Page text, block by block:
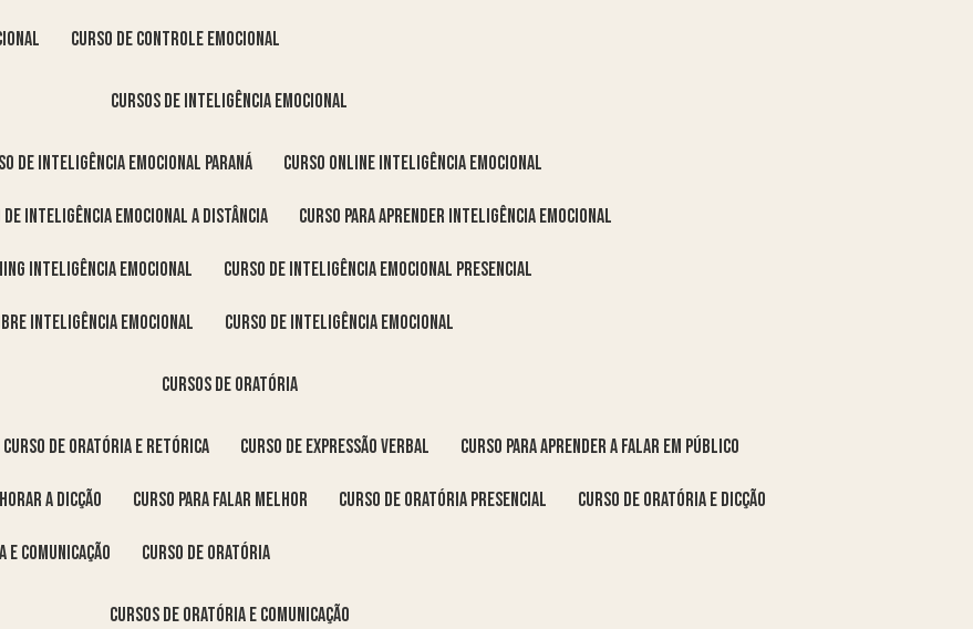
curso de controle emocional
cursos de inteligência emocional
de inteligência emocional Paraná curso online inteligência emocional
de inteligência emocional a distância curso para aprender inteligência emocional
inteligência emocional curso de inteligência emocional presencial
inteligência emocional curso de inteligência emocional
cursos de oratória
curso de oratória e retórica curso de expressão verbal curso para aprender a falar em público
a dicção curso para falar melhor curso de oratória presencial curso de oratória e dicção
e comunicação curso de oratória
cursos de oratória e comunicação